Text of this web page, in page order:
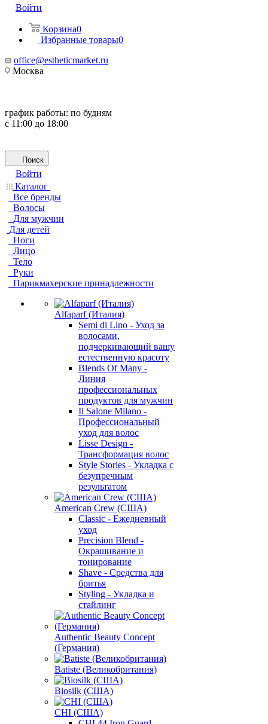
Войти
Корзина0
Избранные товары0
office@estheticmarket.ru
Москва
график работы: по будням
с 11:00 до 18:00
Поиск
Войти
Каталог
Все бренды
Волосы
Для мужчин
Для детей
Ноги
Лицо
Тело
Руки
Парикмахерские принадлежности
Alfaparf (Италия)
Semi di Lino - Уход за
волосами,
подчеркивающий вашу
естественную красоту
Blends Of Many -
Линия
профессиональных
продуктов для мужчин
Il Salone Milano -
Профессиональный
уход для волос
Lisse Design -
Трансформация волос
Style Stories - Укладка с
безупречным
результатом
American Crew (США)
Classic - Ежедневный
уход
Precision Blend -
Окрашивание и
тонирование
Shave - Средства для
бритья
Styling - Укладка и
стайлинг
Authentic Beauty Concept
(Германия)
Batiste (Великобритания)
Biosilk (США)
CHI (США)